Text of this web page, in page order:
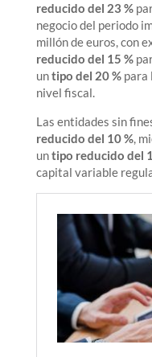
reducido del 23 %
negocio del periodo
millón de euros, con
reducido del 15 %
untipo del 20 %para
nivel fiscal.
Las entidades sin
reducido del 10 %,
untipo reducido del
capital variable